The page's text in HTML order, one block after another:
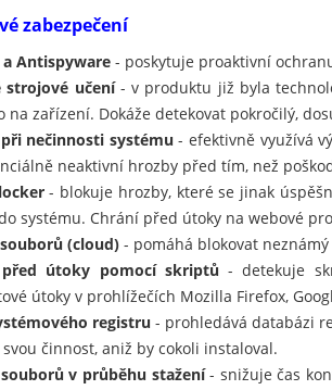
zabezpečení
Antispyware - poskytuje proaktivní
strojové učení- v produktu již byla
na zařízení. Dokáže detekovat pokročilý,
nečinnosti systému - efektivně využívá
neaktivní hrozby před tím, než
- blokuje hrozby, které se jinak
systému. Chrání před útoky na webové
(cloud) - pomáhá blokovat
před útoky pomocí skriptů - detekuje
útoky v prohlížečích Mozilla Firefox,
registru - prohledává databázi
svou činnost, aniž by cokoli instaloval.
v průběhu stažení- snižuje čas